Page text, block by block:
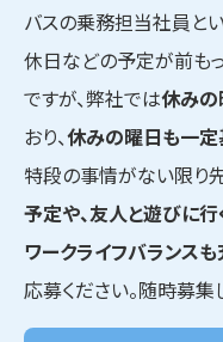
バスの乗務担当社員とい
休日などの予定が前も
ですが、弊社では休みの
おり、休みの曜日も一定
特段の事情がない限り
予定や、友人と遊びに行
ワークライフバランス
応募ください。随時募集